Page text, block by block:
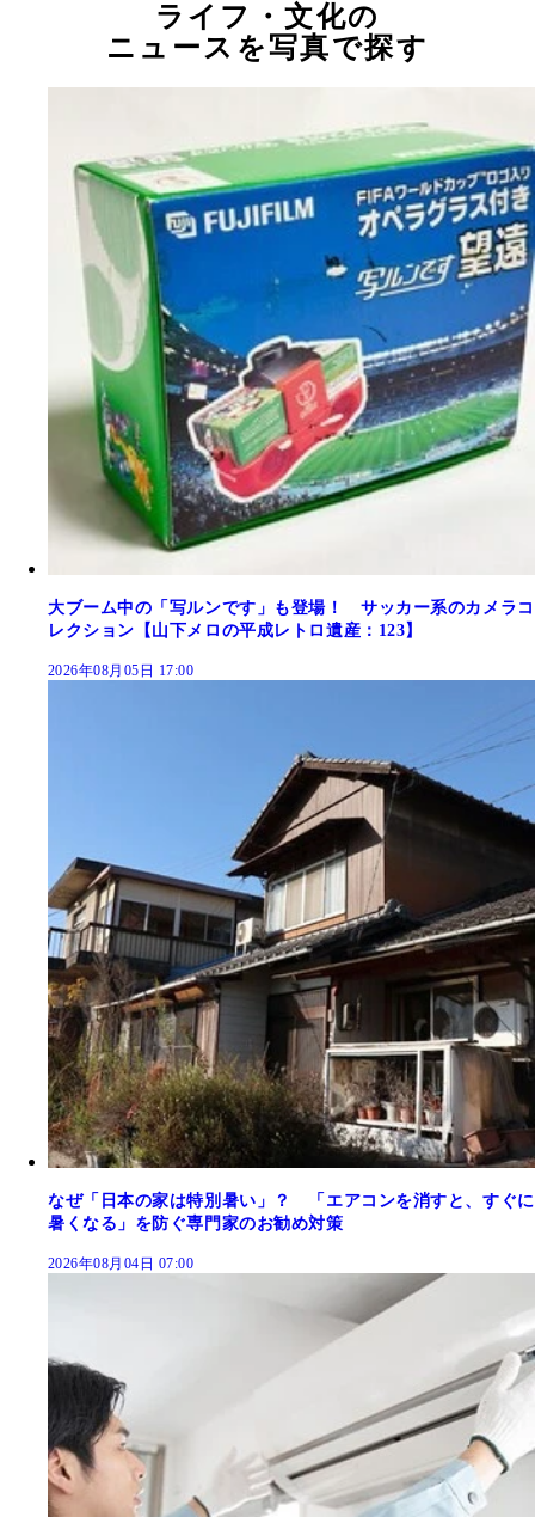
ライフ・文化の
ニュースを写真で探す
大ブーム中の「写ルンです」も登場！ サッカー系のカメラコ
レクション【山下メロの平成レトロ遺産：123】
2026年08月05日 17:00
なぜ「日本の家は特別暑い」？ 「エアコンを消すと、すぐに
暑くなる」を防ぐ専門家のお勧め対策
2026年08月04日 07:00